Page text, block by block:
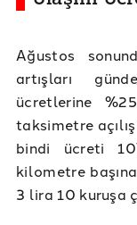
Ağustos
artışları
ücretlerine
taksimetre
bindi ücreti
kilometre
3 lira 10 kuruşa